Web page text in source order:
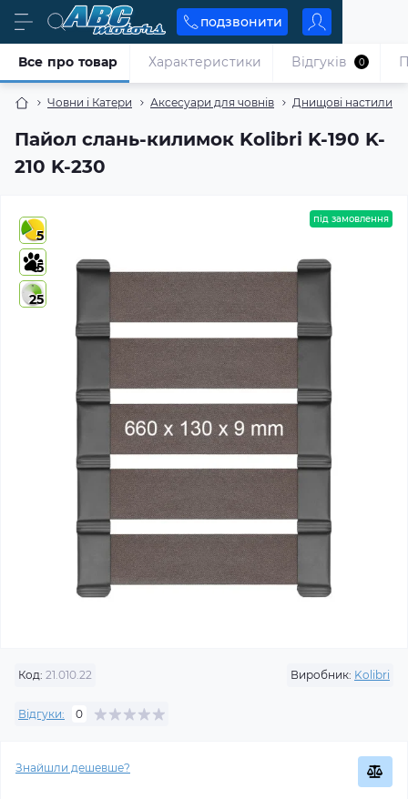
подзвонити
Човни і Катери Аксесуари для човнів Днищові настили
Пайол слань-килимок Kolibri K-190 K-
210 K-230
Все про товар Характеристики Відгуків 0
5
5
25
під замовлення
Код: 21.010.22 Виробник: Kolibri
Відгуки: 0
Знайшли дешевше?